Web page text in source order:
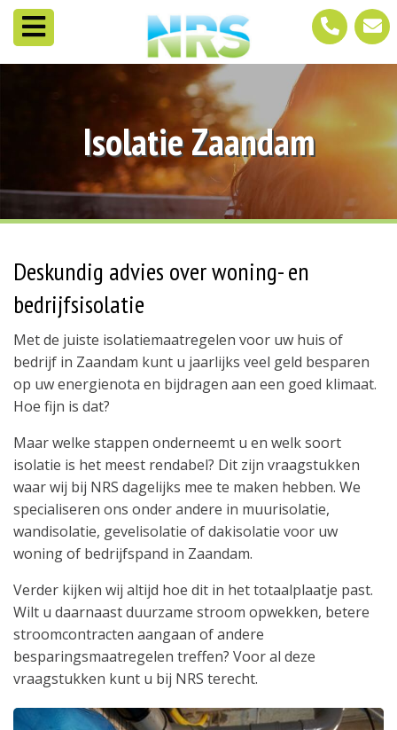
Isolatie Zaandam
Deskundig advies over woning- en
bedrijfsisolatie
Met de juiste isolatiemaatregelen voor uw huis of
bedrijf in Zaandam kunt u jaarlijks veel geld besparen
op uw energienota en bijdragen aan een goed klimaat.
Hoe fijn is dat?
Maar welke stappen onderneemt u en welk soort
isolatie is het meest rendabel? Dit zijn vraagstukken
waar wij bij NRS dagelijks mee te maken hebben. We
specialiseren ons onder andere in muurisolatie,
wandisolatie, gevelisolatie of dakisolatie voor uw
woning of bedrijfspand in Zaandam.
Verder kijken wij altijd hoe dit in het totaalplaatje past.
Wilt u daarnaast duurzame stroom opwekken, betere
stroomcontracten aangaan of andere
besparingsmaatregelen treffen? Voor al deze
vraagstukken kunt u bij NRS terecht.